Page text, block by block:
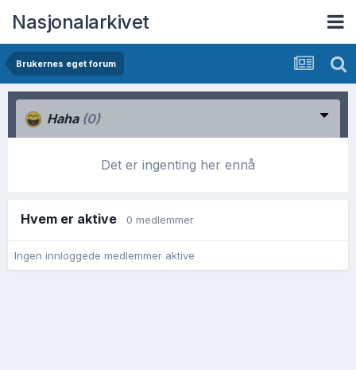
Nasjonalarkivet
Brukernes eget forum
Haha (0)
Det er ingenting her ennå
Hvem er aktive 0 medlemmer
Ingen innloggede medlemmer aktive